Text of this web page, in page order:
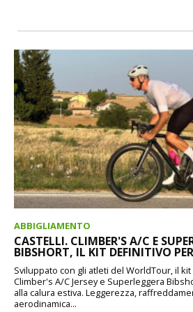
ABBIGLIAMENTO
CASTELLI. CLIMBER'S A/C E
BIBSHORT, IL KIT DEFINITIVO
Sviluppato con gli atleti del WorldTour, il
Climber's A/C Jersey e Superleggera
alla calura estiva. Leggerezza,
aerodinamica...